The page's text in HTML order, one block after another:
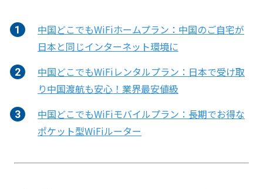
中国どこでもWiFiホームプラン：中国のご自宅が
日本と同じインターネット環境に
中国どこでもWiFiレンタルプラン：日本で受け取
り中国渡航も安心！業界最安値級
中国どこでもWiFiモバイルプラン：長期でお得な
ポケット型WiFiルーター